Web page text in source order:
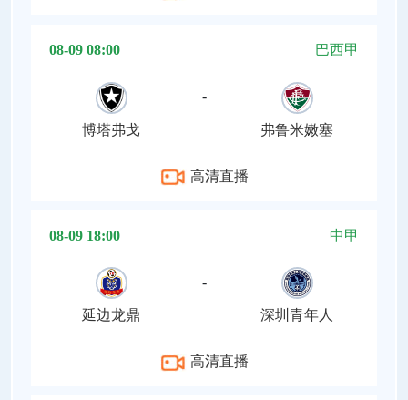
08-09 08:00 巴西甲
博塔弗戈
-
弗鲁米嫩塞
高清直播
08-09 18:00 中甲
延边龙鼎
-
深圳青年人
高清直播